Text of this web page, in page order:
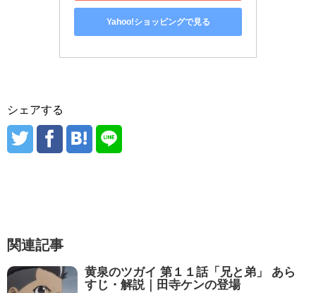
Yahoo!ショッピングで見る
シェアする
関連記事
黄泉のツガイ 第１１話「兄と弟」 あら
すじ・解説｜田寺ケンの登場